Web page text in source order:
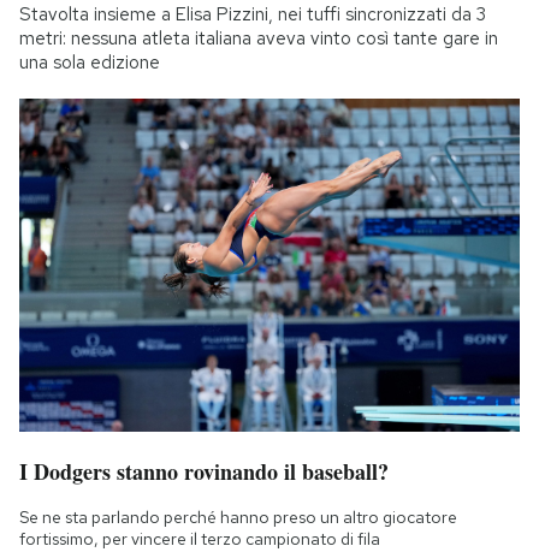
Stavolta insieme a Elisa Pizzini, nei tuffi sincronizzati da 3
metri: nessuna atleta italiana aveva vinto così tante gare in
una sola edizione
I Dodgers stanno rovinando il baseball?
Se ne sta parlando perché hanno preso un altro giocatore
fortissimo, per vincere il terzo campionato di fila